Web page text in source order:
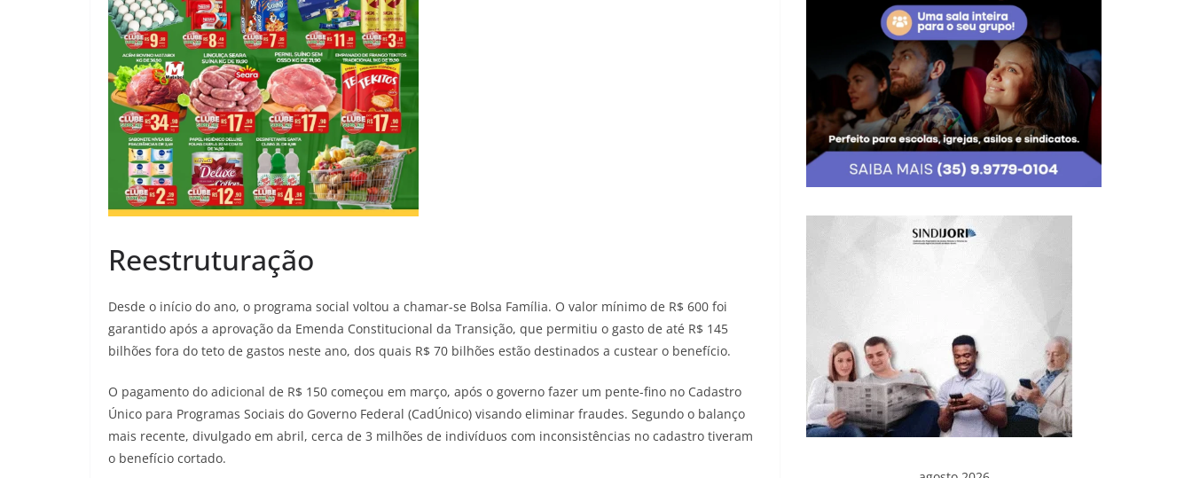
Reestruturação
Desde o início do ano, o programa social voltou a chamar-se Bolsa Família. O valor mínimo de R$ 600 foi
garantido após a aprovação da Emenda Constitucional da Transição, que permitiu o gasto de até R$ 145
bilhões fora do teto de gastos neste ano, dos quais R$ 70 bilhões estão destinados a custear o benefício.
O pagamento do adicional de R$ 150 começou em março, após o governo fazer um pente-fino no Cadastro
Único para Programas Sociais do Governo Federal (CadÚnico) visando eliminar fraudes. Segundo o balanço
mais recente, divulgado em abril, cerca de 3 milhões de indivíduos com inconsistências no cadastro tiveram
o benefício cortado.